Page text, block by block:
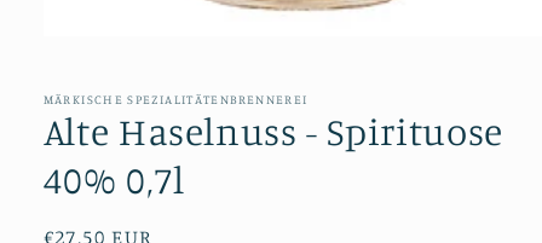
Modal
öffnen
MÄRKISCHE SPEZIALITÄTENBRENNEREI
Alte Haselnuss - Spirituose
40% 0,7l
Normaler
€27,50 EUR